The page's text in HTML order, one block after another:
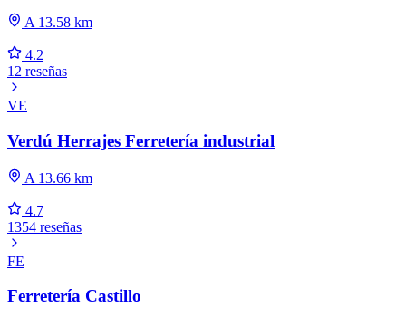
A 13.58 km
4.2
12 reseñas
VE
Verdú Herrajes Ferretería industrial
A 13.66 km
4.7
1354 reseñas
FE
Ferretería Castillo